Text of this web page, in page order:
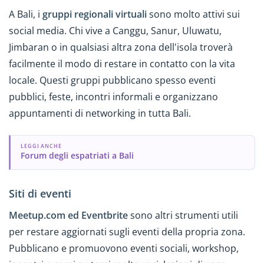
A Bali, i gruppi regionali virtualisono molto attivi sui
social media. Chi vive a Canggu, Sanur, Uluwatu,
Jimbaran o in qualsiasi altra zona dell'isola troverà
facilmente il modo di restare in contatto con la vita
locale. Questi gruppi pubblicano spesso eventi
pubblici, feste, incontri informali e organizzano
appuntamenti di networking in tutta Bali.
LEGGI ANCHE
Forum degli espatriati a Bali
Siti di eventi
Meetup.com ed Eventbritesono altri strumenti utili
per restare aggiornati sugli eventi della propria zona.
Pubblicano e promuovono eventi sociali, workshop,